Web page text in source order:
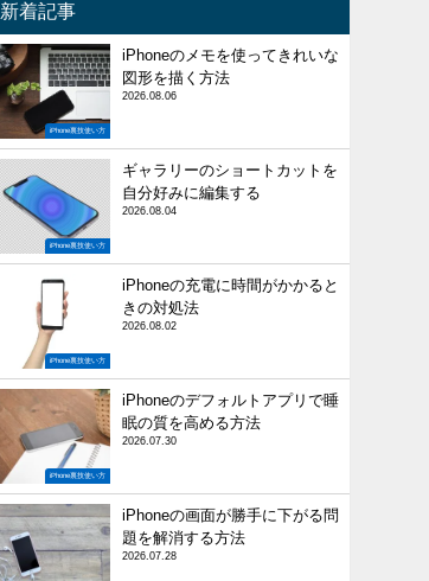
新着記事
iPhone裏技使い方
iPhoneのメモを使ってきれいな
図形を描く方法
2026.08.06
iPhone裏技使い方
ギャラリーのショートカットを
自分好みに編集する
2026.08.04
iPhone裏技使い方
iPhoneの充電に時間がかかると
きの対処法
2026.08.02
iPhone裏技使い方
iPhoneのデフォルトアプリで睡
眠の質を高める方法
2026.07.30
iPhoneの画面が勝手に下がる問
題を解消する方法
2026.07.28